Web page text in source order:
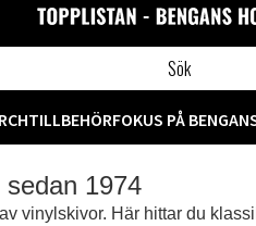
TILLBEHÖRFOKUS PÅ
1974
vinylskivor. Här hittar du